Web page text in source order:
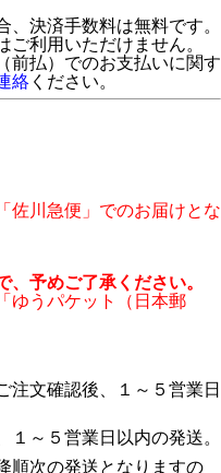
決済手数料は無料です。
利用いただけません。
前払）でのお支払いに関す
絡 ください。
佐川急便」でのお届けとな
予めご了承ください。
ゆうパケット（日本郵
注文確認後、１～５営業日
１～５営業日以内の発送。
順次の発送となりますの